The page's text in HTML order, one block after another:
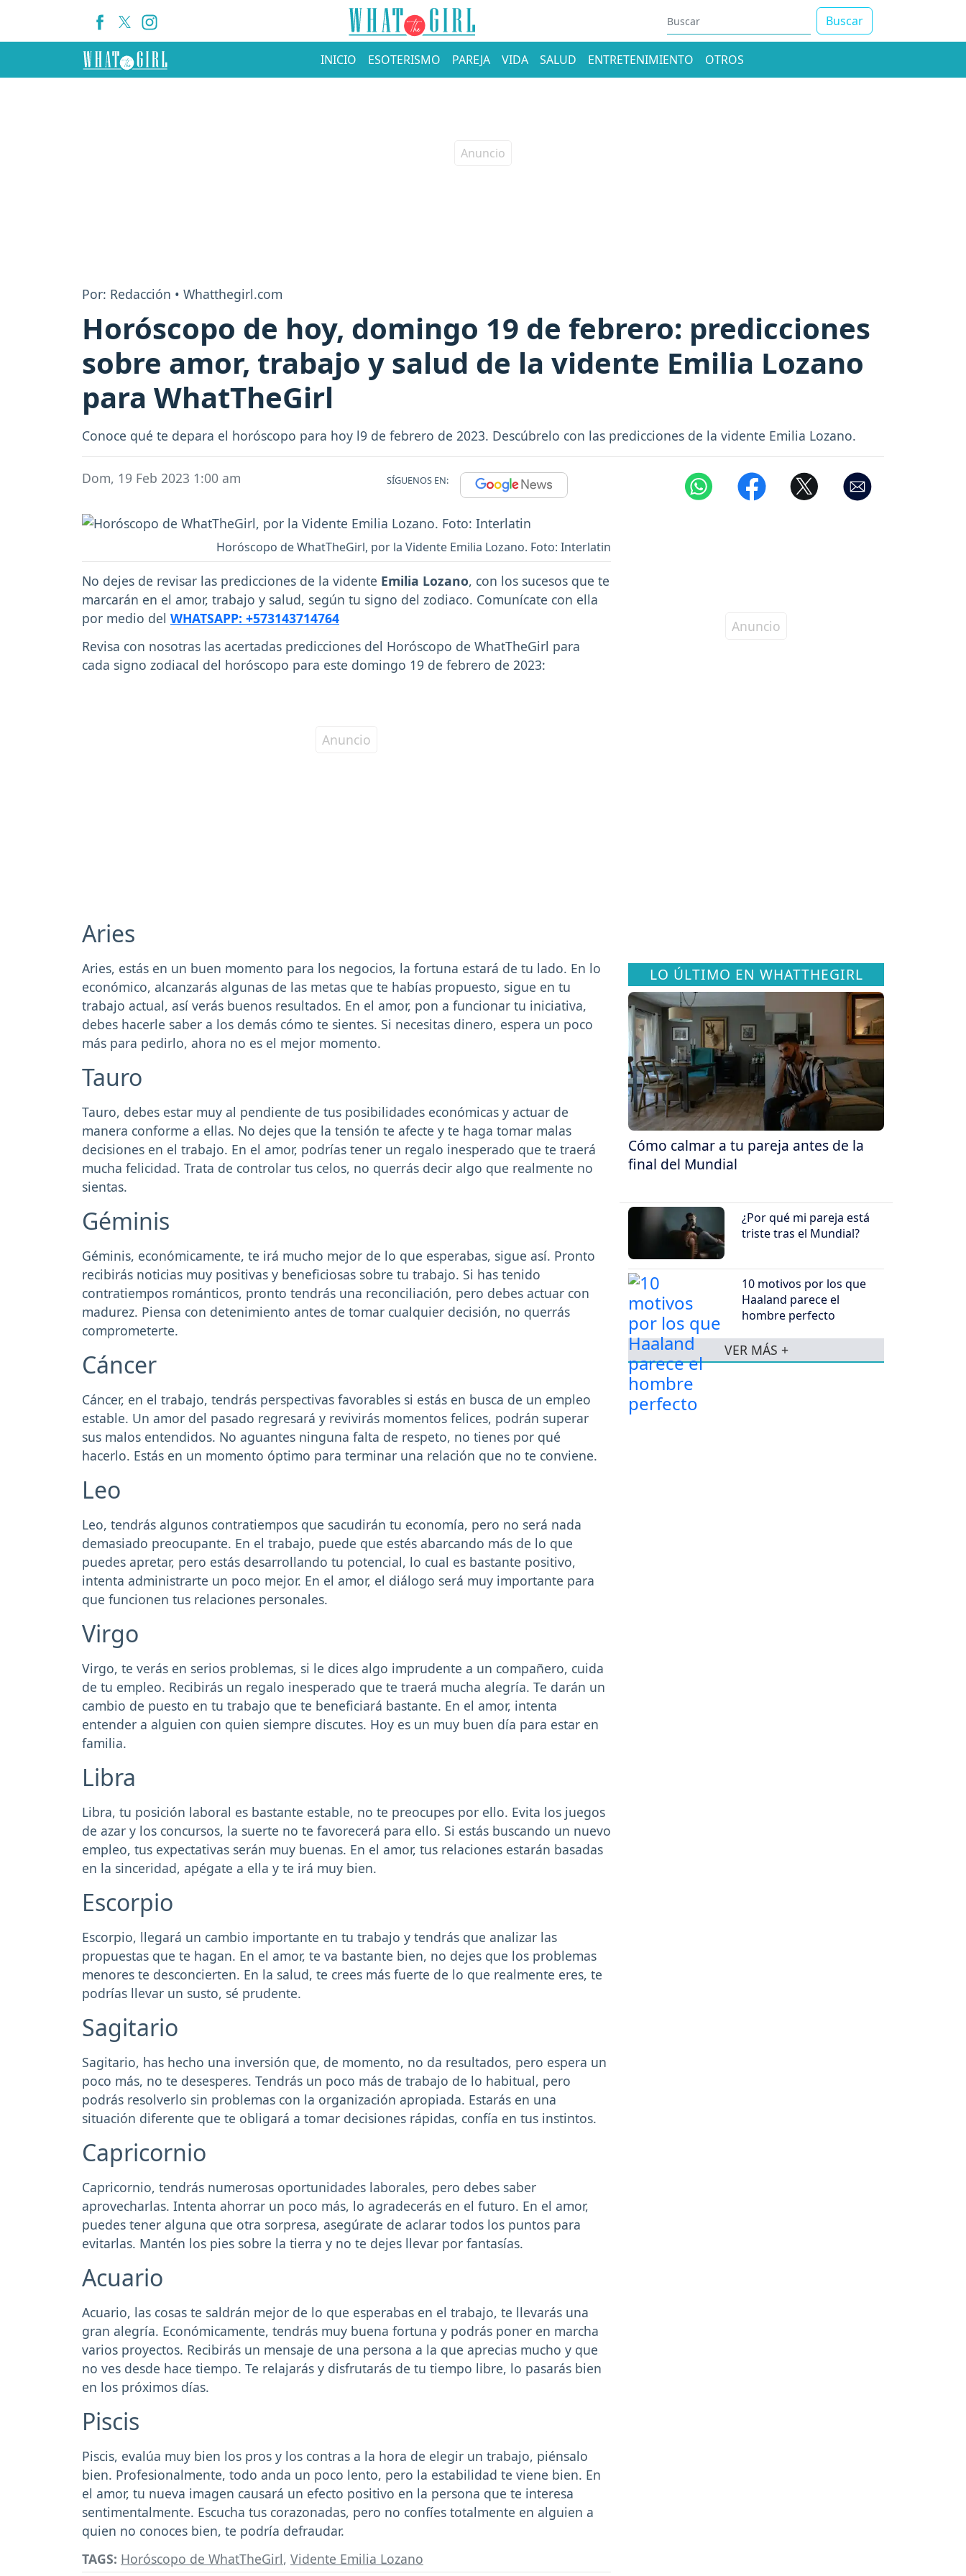
Buscar
INICIO ESOTERISMO PAREJA VIDA SALUD ENTRETENIMIENTO OTROS
Por: Redacción • Whatthegirl.com
Horóscopo de hoy, domingo 19 de febrero: predicciones
sobre amor, trabajo y salud de la vidente Emilia Lozano
para WhatTheGirl
Conoce qué te depara el horóscopo para hoy l9 de febrero de 2023. Descúbrelo con las predicciones de la vidente Emilia Lozano.
Dom, 19 Feb 2023 1:00 am SÍGUENOS EN:
Horóscopo de WhatTheGirl, por la Vidente Emilia Lozano. Foto: Interlatin
No dejes de revisar las predicciones de la vidente Emilia Lozano, con los sucesos que te
marcarán en el amor, trabajo y salud, según tu signo del zodiaco. Comunícate con ella
por medio del WHATSAPP: +573143714764
Revisa con nosotras las acertadas predicciones del Horóscopo de WhatTheGirl para
cada signo zodiacal del horóscopo para este domingo 19 de febrero de 2023:
Aries
Aries, estás en un buen momento para los negocios, la fortuna estará de tu lado. En lo
económico, alcanzarás algunas de las metas que te habías propuesto, sigue en tu
trabajo actual, así verás buenos resultados. En el amor, pon a funcionar tu iniciativa,
debes hacerle saber a los demás cómo te sientes. Si necesitas dinero, espera un poco
más para pedirlo, ahora no es el mejor momento.
Tauro
Tauro, debes estar muy al pendiente de tus posibilidades económicas y actuar de
manera conforme a ellas. No dejes que la tensión te afecte y te haga tomar malas
decisiones en el trabajo. En el amor, podrías tener un regalo inesperado que te traerá
mucha felicidad. Trata de controlar tus celos, no querrás decir algo que realmente no
sientas.
Géminis
Géminis, económicamente, te irá mucho mejor de lo que esperabas, sigue así. Pronto
recibirás noticias muy positivas y beneficiosas sobre tu trabajo. Si has tenido
contratiempos románticos, pronto tendrás una reconciliación, pero debes actuar con
madurez. Piensa con detenimiento antes de tomar cualquier decisión, no querrás
comprometerte.
Cáncer
Cáncer, en el trabajo, tendrás perspectivas favorables si estás en busca de un empleo
estable. Un amor del pasado regresará y revivirás momentos felices, podrán superar
sus malos entendidos. No aguantes ninguna falta de respeto, no tienes por qué
hacerlo. Estás en un momento óptimo para terminar una relación que no te conviene.
Leo
Leo, tendrás algunos contratiempos que sacudirán tu economía, pero no será nada
demasiado preocupante. En el trabajo, puede que estés abarcando más de lo que
puedes apretar, pero estás desarrollando tu potencial, lo cual es bastante positivo,
intenta administrarte un poco mejor. En el amor, el diálogo será muy importante para
que funcionen tus relaciones personales.
Virgo
Virgo, te verás en serios problemas, si le dices algo imprudente a un compañero, cuida
de tu empleo. Recibirás un regalo inesperado que te traerá mucha alegría. Te darán un
cambio de puesto en tu trabajo que te beneficiará bastante. En el amor, intenta
entender a alguien con quien siempre discutes. Hoy es un muy buen día para estar en
familia.
Libra
Libra, tu posición laboral es bastante estable, no te preocupes por ello. Evita los juegos
de azar y los concursos, la suerte no te favorecerá para ello. Si estás buscando un nuevo
empleo, tus expectativas serán muy buenas. En el amor, tus relaciones estarán basadas
en la sinceridad, apégate a ella y te irá muy bien.
Escorpio
Escorpio, llegará un cambio importante en tu trabajo y tendrás que analizar las
propuestas que te hagan. En el amor, te va bastante bien, no dejes que los problemas
menores te desconcierten. En la salud, te crees más fuerte de lo que realmente eres, te
podrías llevar un susto, sé prudente.
Sagitario
Sagitario, has hecho una inversión que, de momento, no da resultados, pero espera un
poco más, no te desesperes. Tendrás un poco más de trabajo de lo habitual, pero
podrás resolverlo sin problemas con la organización apropiada. Estarás en una
situación diferente que te obligará a tomar decisiones rápidas, confía en tus instintos.
Capricornio
Capricornio, tendrás numerosas oportunidades laborales, pero debes saber
aprovecharlas. Intenta ahorrar un poco más, lo agradecerás en el futuro. En el amor,
puedes tener alguna que otra sorpresa, asegúrate de aclarar todos los puntos para
evitarlas. Mantén los pies sobre la tierra y no te dejes llevar por fantasías.
Acuario
Acuario, las cosas te saldrán mejor de lo que esperabas en el trabajo, te llevarás una
gran alegría. Económicamente, tendrás muy buena fortuna y podrás poner en marcha
varios proyectos. Recibirás un mensaje de una persona a la que aprecias mucho y que
no ves desde hace tiempo. Te relajarás y disfrutarás de tu tiempo libre, lo pasarás bien
en los próximos días.
Piscis
Piscis, evalúa muy bien los pros y los contras a la hora de elegir un trabajo, piénsalo
bien. Profesionalmente, todo anda un poco lento, pero la estabilidad te viene bien. En
el amor, tu nueva imagen causará un efecto positivo en la persona que te interesa
sentimentalmente. Escucha tus corazonadas, pero no confíes totalmente en alguien a
quien no conoces bien, te podría defraudar.
TAGS: Horóscopo de WhatTheGirl, Vidente Emilia Lozano
LO ÚLTIMO EN WHATTHEGIRL
Cómo calmar a tu pareja antes de la
final del Mundial
¿Por qué mi pareja está
triste tras el Mundial?
10 motivos por los que
Haaland parece el
hombre perfecto
VER MÁS +